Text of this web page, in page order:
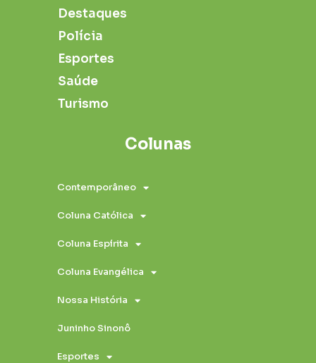
Destaques
Polícia
Esportes
Saúde
Turismo
Colunas
Contemporâneo
Coluna Católica
Coluna Espírita
Coluna Evangélica
Nossa História
Juninho Sinonô
Esportes